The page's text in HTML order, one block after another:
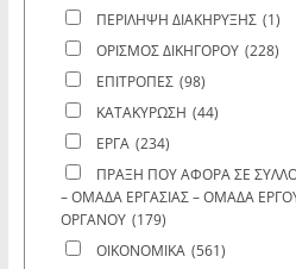
ΠΕΡΙΛΗΨΗ ΔΙΑΚΗΡΥΞΗΣ (1)
ΟΡΙΣΜΟΣ ΔΙΚΗΓΟΡΟΥ (228)
ΕΠΙΤΡΟΠΕΣ (98)
ΚΑΤΑΚΥΡΩΣΗ (44)
ΕΡΓΑ (234)
ΠΡΑΞΗ ΠΟΥ ΑΦΟΡΑ ΣΕ
– ΟΜΑΔΑ ΕΡΓΑΣΙΑΣ – ΟΜΑΔΑ
ΟΡΓΑΝΟΥ (179)
ΟΙΚΟΝΟΜΙΚΑ (561)